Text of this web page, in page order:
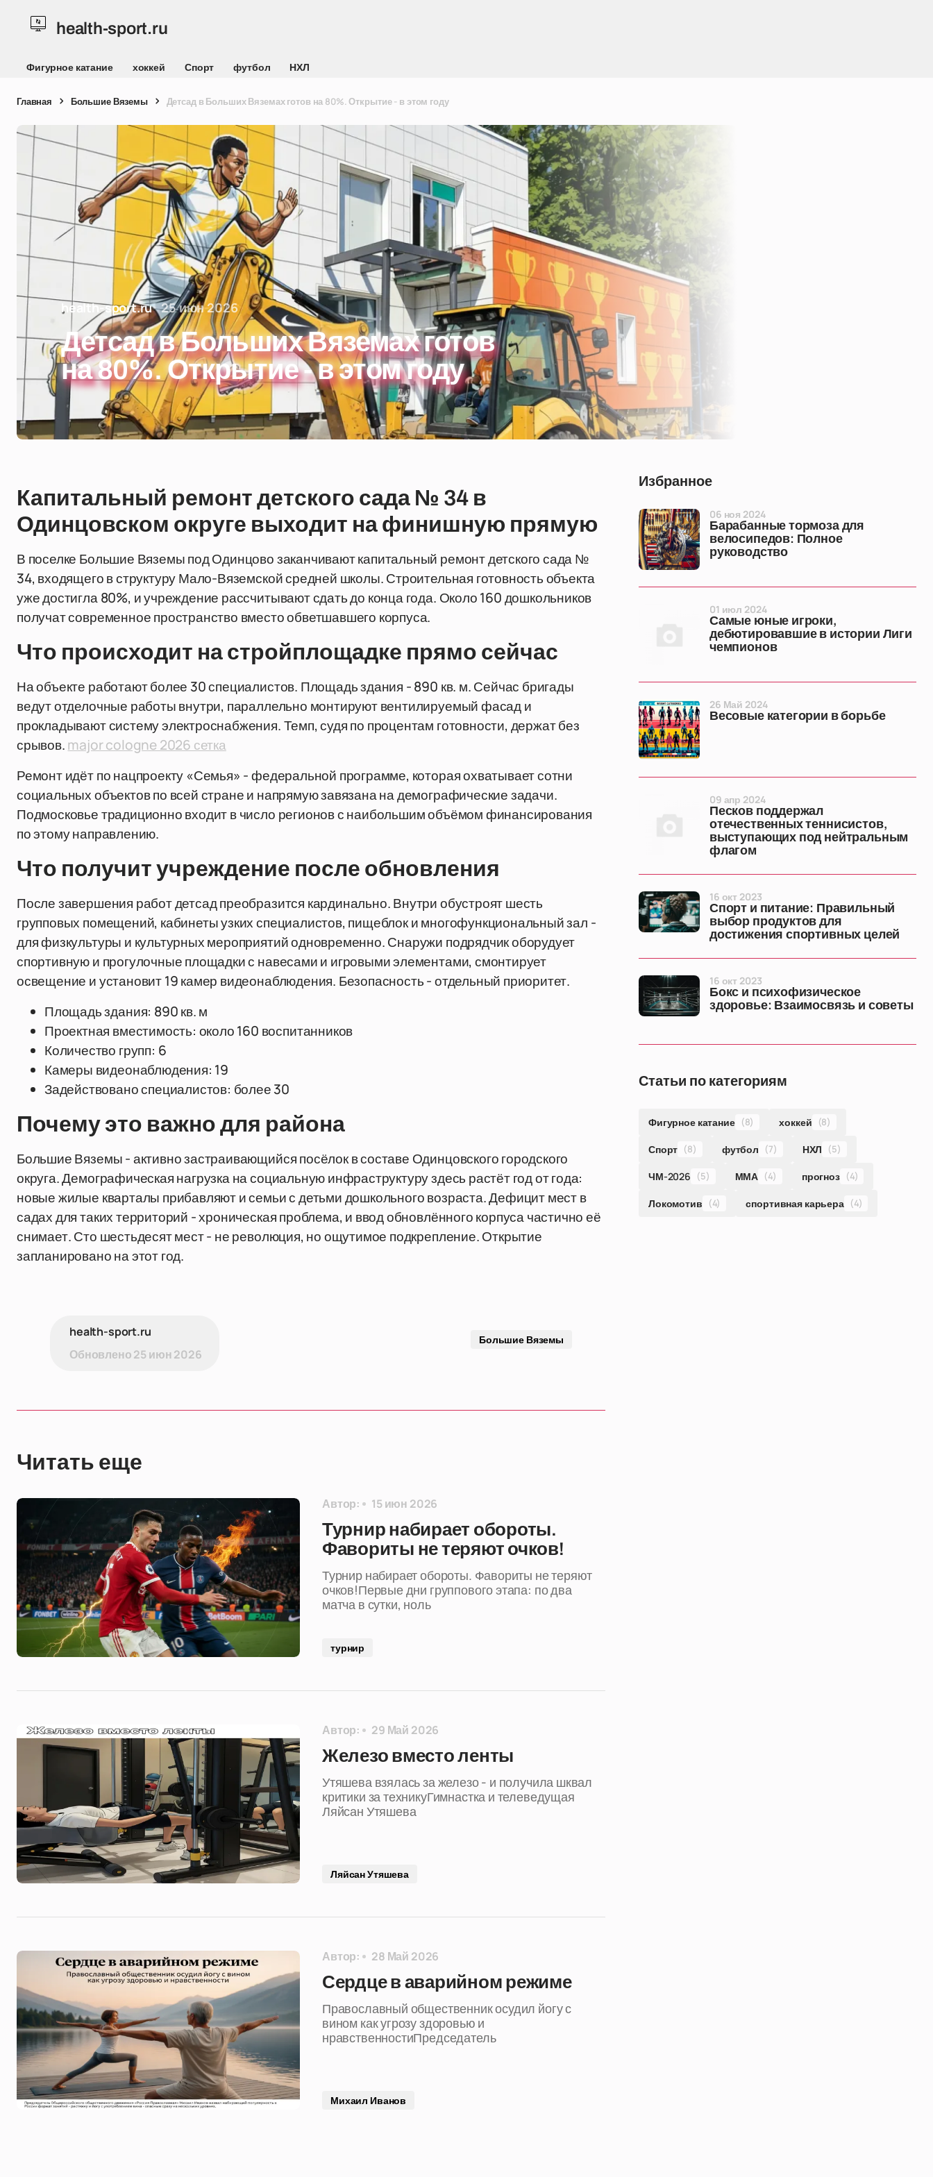
health-sport.ru
Фигурное катание хоккей Спорт футбол НХЛ
Главная Большие Вяземы Детсад в Больших Вяземах готов на 80%. Открытие - в этом году
health-sport.ru 25 июн 2026
Детсад в Больших Вяземах готов
на 80%. Открытие - в этом году
Капитальный ремонт детского сада № 34 в
Одинцовском округе выходит на финишную прямую
В поселке Большие Вяземы под Одинцово заканчивают капитальный ремонт детского сада №
34, входящего в структуру Мало-Вяземской средней школы. Строительная готовность объекта
уже достигла 80%, и учреждение рассчитывают сдать до конца года. Около 160 дошкольников
получат современное пространство вместо обветшавшего корпуса.
Что происходит на стройплощадке прямо сейчас
На объекте работают более 30 специалистов. Площадь здания - 890 кв. м. Сейчас бригады
ведут отделочные работы внутри, параллельно монтируют вентилируемый фасад и
прокладывают систему электроснабжения. Темп, судя по процентам готовности, держат без
срывов.major cologne 2026 сетка
Ремонт идёт по нацпроекту «Семья» - федеральной программе, которая охватывает сотни
социальных объектов по всей стране и напрямую завязана на демографические задачи.
Подмосковье традиционно входит в число регионов с наибольшим объёмом финансирования
по этому направлению.
Что получит учреждение после обновления
После завершения работ детсад преобразится кардинально. Внутри обустроят шесть
групповых помещений, кабинеты узких специалистов, пищеблок и многофункциональный зал -
для физкультуры и культурных мероприятий одновременно. Снаружи подрядчик оборудует
спортивную и прогулочные площадки с навесами и игровыми элементами, смонтирует
освещение и установит 19 камер видеонаблюдения. Безопасность - отдельный приоритет.
Площадь здания: 890 кв. м
Проектная вместимость: около 160 воспитанников
Количество групп: 6
Камеры видеонаблюдения: 19
Задействовано специалистов: более 30
Почему это важно для района
Большие Вяземы - активно застраивающийся посёлок в составе Одинцовского городского
округа. Демографическая нагрузка на социальную инфраструктуру здесь растёт год от года:
новые жилые кварталы прибавляют и семьи с детьми дошкольного возраста. Дефицит мест в
садах для таких территорий - хроническая проблема, и ввод обновлённого корпуса частично её
снимает. Сто шестьдесят мест - не революция, но ощутимое подкрепление. Открытие
запланировано на этот год.
health-sport.ru
Обновлено25 июн 2026
Большие Вяземы
Читать еще
Автор: 15 июн 2026
Турнир набирает обороты.
Фавориты не теряют очков!
Турнир набирает обороты. Фавориты не теряют
очков!Первые дни группового этапа: по два
матча в сутки, ноль
турнир
Автор: 29 Май 2026
Железо вместо ленты
Утяшева взялась за железо - и получила шквал
критики за техникуГимнастка и телеведущая
Ляйсан Утяшева
Ляйсан Утяшева
Автор: 28 Май 2026
Сердце в аварийном режиме
Православный общественник осудил йогу с
вином как угрозу здоровью и
нравственностиПредседатель
Михаил Иванов
Избранное
Барабанные тормоза для
велосипедов: Полное
руководство
06 ноя 2024
Самые юные игроки,
дебютировавшие в истории Лиги
чемпионов
01 июл 2024
Весовые категории в борьбе
26 Май 2024
Песков поддержал
отечественных теннисистов,
выступающих под нейтральным
флагом
09 апр 2024
Спорт и питание: Правильный
выбор продуктов для
достижения спортивных целей
16 окт 2023
Бокс и психофизическое
здоровье: Взаимосвязь и советы
16 окт 2023
Статьи по категориям
Фигурное катание (8) хоккей (8)
Спорт (8) футбол (7) НХЛ (5)
ЧМ-2026 (5) ММА (4) прогноз (4)
Локомотив (4) спортивная карьера (4)